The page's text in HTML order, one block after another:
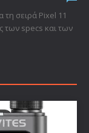
τη σειρά Pixel 11
των specs και των